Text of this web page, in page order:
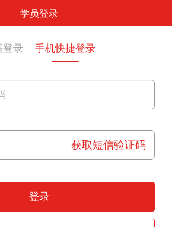
学员登录
登录 手机快捷登录
获取短信验证码
登录